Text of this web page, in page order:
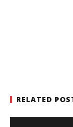
RELATED